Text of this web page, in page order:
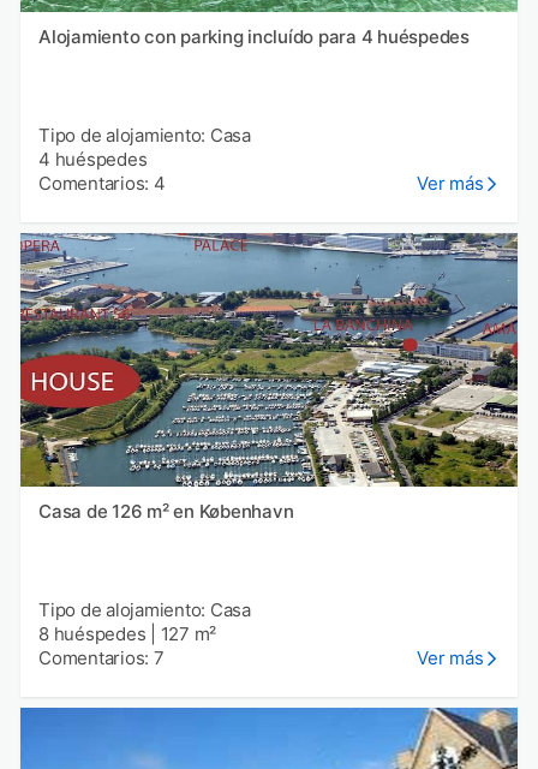
Alojamiento con parking incluído para 4 huéspedes
Tipo de alojamiento: Casa
4 huéspedes
Comentarios: 4
Ver más
Casa de 126 m² en København
Tipo de alojamiento: Casa
8 huéspedes
127 m²
Comentarios: 7
Ver más